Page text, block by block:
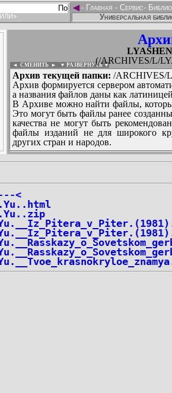
◄- Главная - Сервис-
Универсальная
(/ARCHIVES/L/
◄ СМЕНИТЬ ► ▼ РАЗВЕРНУТЬ ▼
Архив текущей папки: /ARCHIVES/
Архив формируется сервером
а названия файлов даны как
В Архиве можно найти файлы,
Это могут быть файлы ранее
качества не могут быть
файлы изданий не для широкого
других стран и народов.
<